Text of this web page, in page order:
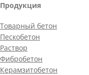
Продукция
Товарный бетон
Пескобетон
Раствор
Фибробетон
Керамзитобетон